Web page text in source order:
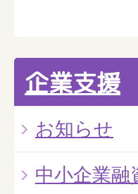
企業支援
お知らせ
中小企業融